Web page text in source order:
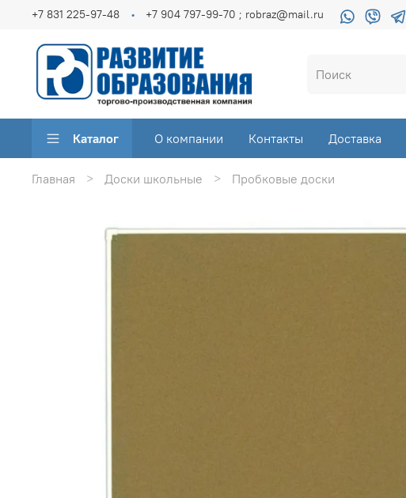
+7 831 225-97-48 +7 904 797-99-70 ; robraz@mail.ru
Каталог О компании Контакты Доставка
Главная Доски школьные Пробковые доски